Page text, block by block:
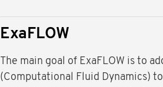
ExaFLOW
The main goal of ExaFLOW is to
(Computational Fluid Dynamics)